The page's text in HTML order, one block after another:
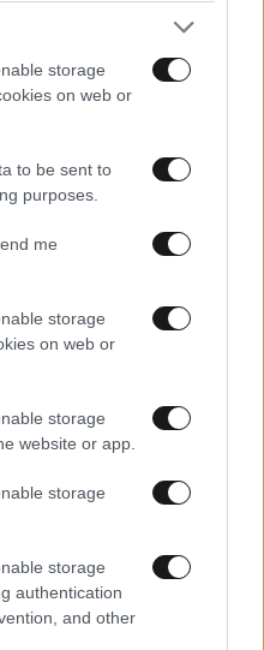
storage
on web or
to be sent to
purposes.
me
storage
on web or
storage
website or app.
storage
storage
authentication
and other
βίντεο της
νύφη λίγες
οργή